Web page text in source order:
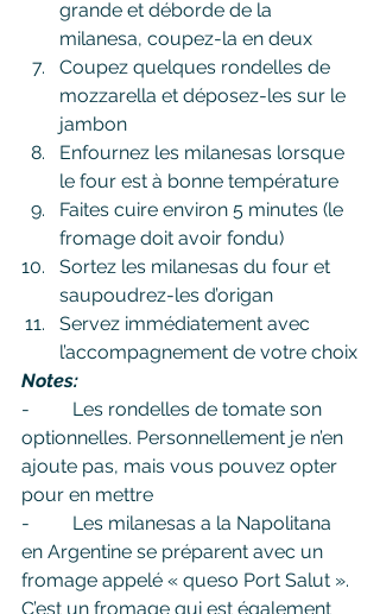
grande et déborde de la
milanesa, coupez-la en deux
Coupez quelques rondelles de
mozzarella et déposez-les sur le
jambon
Enfournez les milanesas lorsque
le four est à bonne température
Faites cuire environ 5 minutes (le
fromage doit avoir fondu)
Sortez les milanesas du four et
saupoudrez-les d’origan
Servez immédiatement avec
l’accompagnement de votre choix
Notes:
-         Les rondelles de tomate son
optionnelles. Personnellement je n’en
ajoute pas, mais vous pouvez opter
pour en mettre
-         Les milanesas a la Napolitana
en Argentine se préparent avec un
fromage appelé « queso Port Salut ».
C’est un fromage qui est également